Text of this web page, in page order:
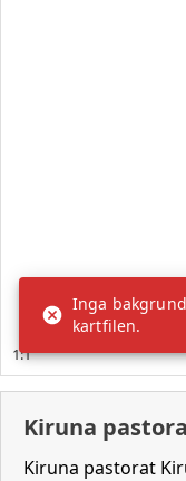
Kiruna
Kiruna pastorat